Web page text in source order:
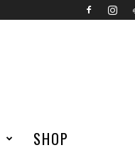
SHOP